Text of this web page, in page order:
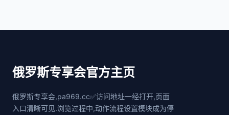
俄罗斯专享会官方主页
俄罗斯专享会,pa969.cc✅访问地址一经打开,页面
入口清晰可见.浏览过程中,动作流程设置模块成为停